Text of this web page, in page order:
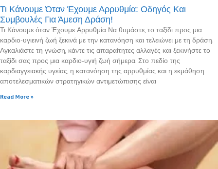
Τι Κάνουμε Όταν Έχουμε Αρρυθμία: Οδηγός Και
Συμβουλές Για Άμεση Δράση!
Τι Κάνουμε όταν Έχουμε Αρρυθμία Να θυμάστε, το ταξίδι προς μια
καρδιο-υγιεινή ζωή ξεκινά με την κατανόηση και τελειώνει με τη δράση.
Αγκαλιάστε τη γνώση, κάντε τις απαραίτητες αλλαγές και ξεκινήστε το
ταξίδι σας προς μια καρδιο-υγιή ζωή σήμερα. Στο πεδίο της
καρδιαγγειακής υγείας, η κατανόηση της αρρυθμίας και η εκμάθηση
αποτελεσματικών στρατηγικών αντιμετώπισης είναι
Read More »